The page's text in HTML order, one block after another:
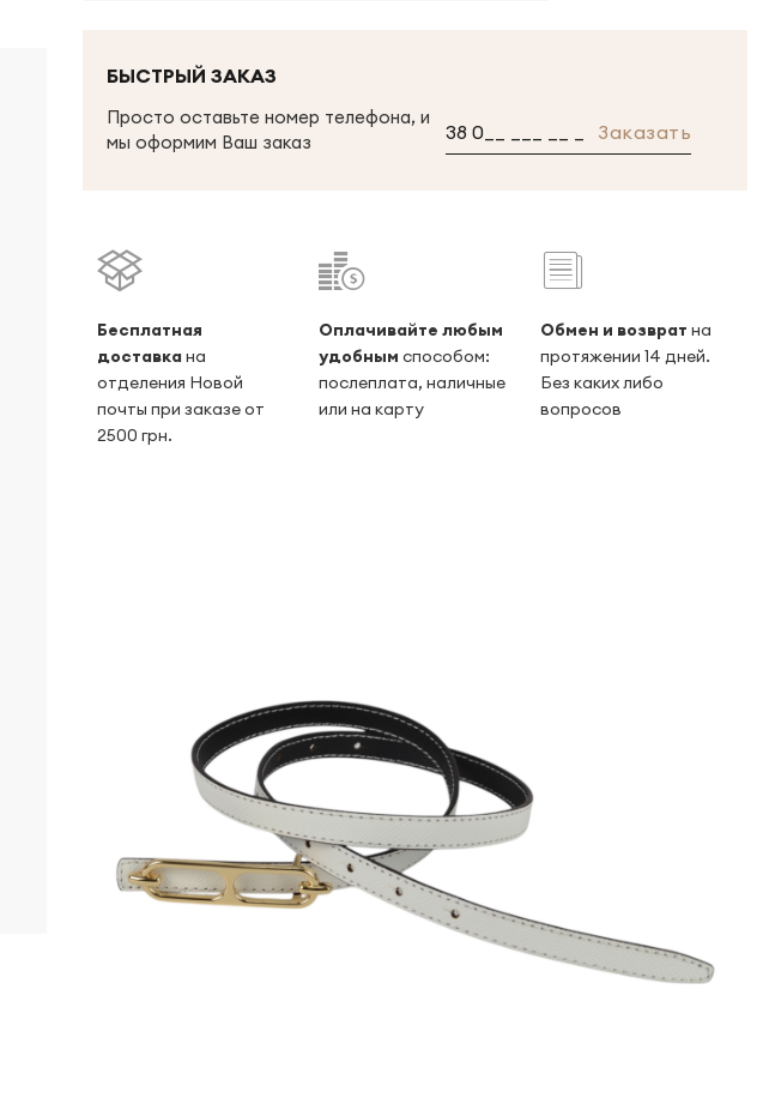
БЫСТРЫЙ ЗАКАЗ
Просто оставьте номер телефона, и
мы оформим Ваш заказ
Заказать
Беcплатная
доставкана
отделения Новой
почты при заказе от
2500 грн.
Оплачивайте любым
удобным способом:
послеплата, наличные
или на карту
Обмен и возврат на
протяжении 14 дней.
Без каких либо
вопросов